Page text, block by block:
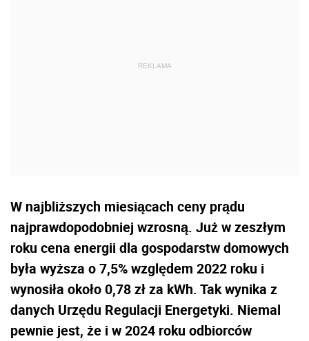
W najbliższych miesiącach ceny prądu
najprawdopodobniej wzrosną. Już w zeszłym
roku cena energii dla gospodarstw domowych
była wyższa o 7,5% względem 2022 roku i
wynosiła około 0,78 zł za kWh. Tak wynika z
danych Urzędu Regulacji Energetyki. Niemal
pewnie jest, że i w 2024 roku odbiorców